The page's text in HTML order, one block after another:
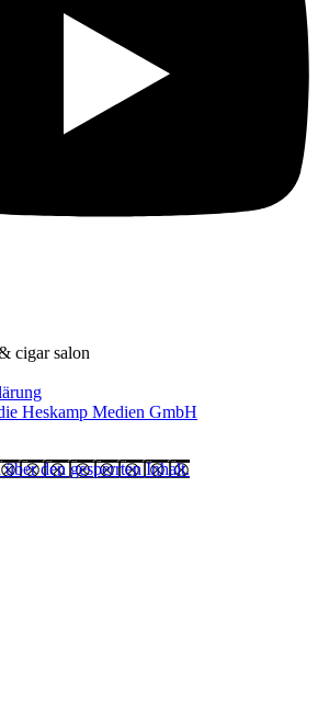
cigar salon
Heskamp Medien GmbH
den gesperrten Inhalt.